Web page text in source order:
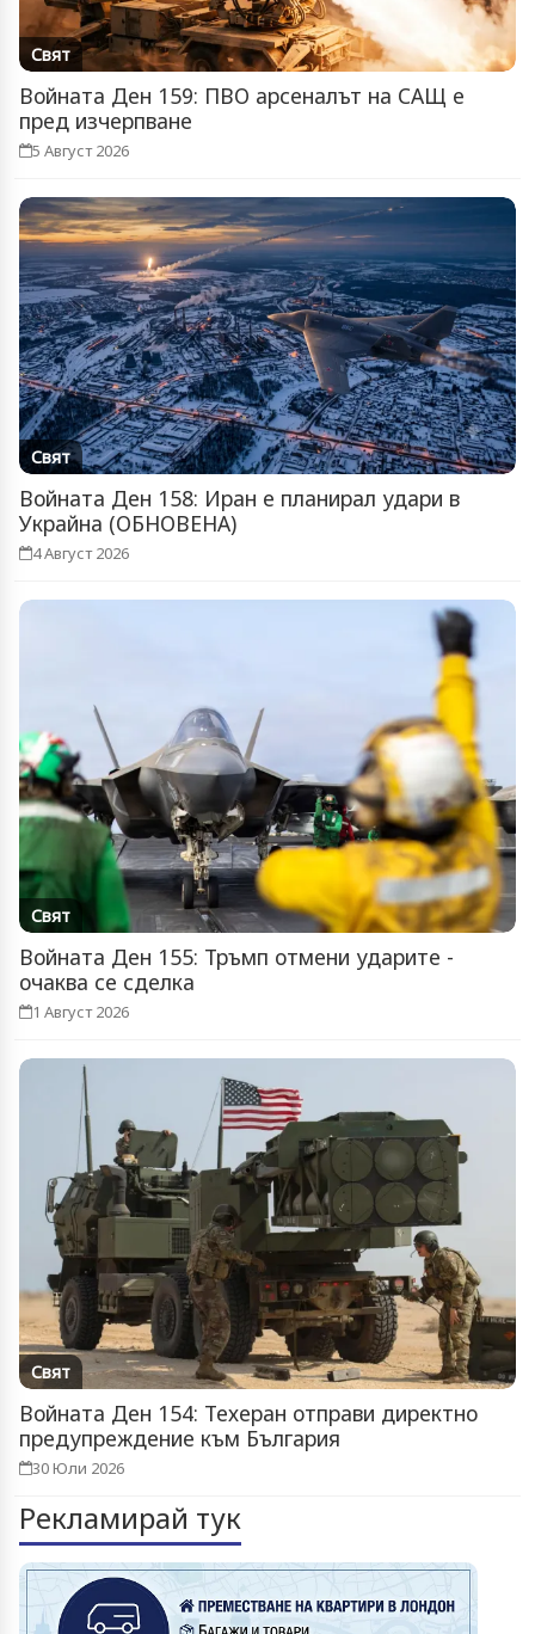
Свят
Войната Ден 159: ПВО арсеналът на САЩ е
пред изчерпване
5 Август 2026
Свят
Войната Ден 158: Иран е планирал удари в
Украйна (ОБНОВЕНА)
4 Август 2026
Свят
Войната Ден 155: Тръмп отмени ударите -
очаква се сделка
1 Август 2026
Свят
Войната Ден 154: Техеран отправи директно
предупреждение към България
30 Юли 2026
Рекламирай тук